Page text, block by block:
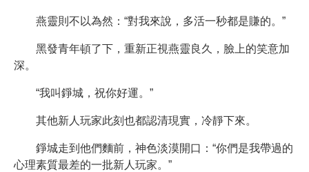
燕靈則不以為然：“對我來說，多活一秒都是賺的。”
黑發青年頓了下，重新正視燕靈良久，臉上的笑意加
深。
“我叫錚城，祝你好運。”
其他新人玩家此刻也都認清現實，冷靜下來。
錚城走到他們麵前，神色淡漠開口：“你們是我帶過的
心理素質最差的一批新人玩家。”